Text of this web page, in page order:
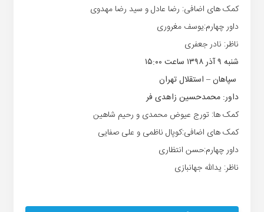
کمک های اضافی: رضا عادل و سید رضا مهدوی
داور چهارم:یوسف مغروری
ناظر: نادر جعفری
شنبه ۹ آذر ۱۳۹۸ ساعت ۱۵:۰۰
سپاهان – استقلال تهران
داور: محمدحسین زاهدی فر
کمک ها: تورج عیوض محمدی و رحیم شاهین
کمک های اضافی:کوپال ناظمی و علی صفایی
داور چهارم:حسن انتظاری
ناظر: یدالله جهانبازی